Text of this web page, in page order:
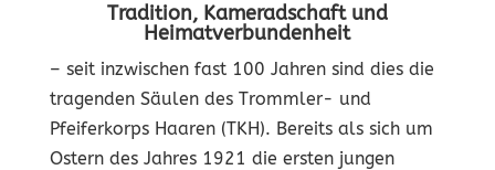
Tradition, Kameradschaft und
Heimatverbundenheit
– seit inzwischen fast 100 Jahren sind dies die
tragenden Säulen des Trommler- und
Pfeiferkorps Haaren (TKH). Bereits als sich um
Ostern des Jahres 1921 die ersten jungen